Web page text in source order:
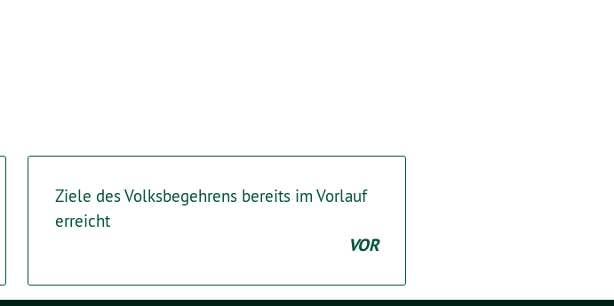
Ziele des Volksbegehrens bereits im Vorlauf
erreicht
VOR